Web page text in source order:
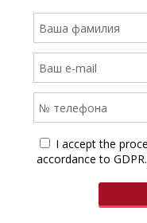
I accept the
accordance to GDPR.